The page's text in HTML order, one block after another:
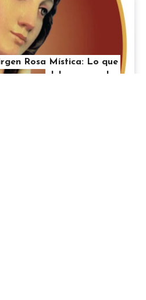
Rosa Mística: Lo que
debes aprender